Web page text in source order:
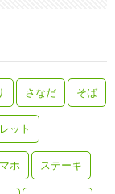
さなだ そば
ット
ホ ステーキ